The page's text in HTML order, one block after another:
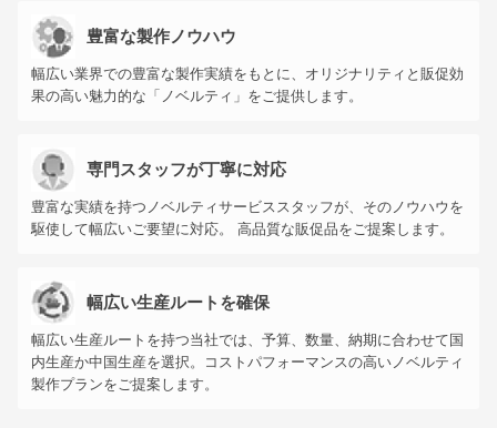
豊富な製作ノウハウ
幅広い業界での豊富な製作実績をもとに、オリジナリティと販促効
果の高い魅力的な「ノベルティ」をご提供します。
専門スタッフが丁寧に対応
豊富な実績を持つノベルティサービススタッフが、そのノウハウを
駆使して幅広いご要望に対応。 高品質な販促品をご提案します。
幅広い生産ルートを確保
幅広い生産ルートを持つ当社では、予算、数量、納期に合わせて国
内生産か中国生産を選択。コストパフォーマンスの高いノベルティ
製作プランをご提案します。